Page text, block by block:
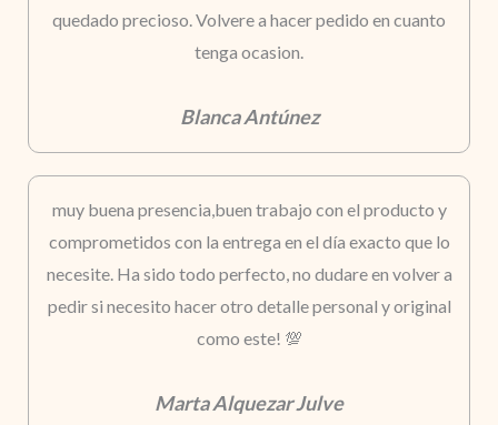
quedado precioso. Volvere a hacer pedido en cuanto
tenga ocasion.
Blanca Antúnez
muy buena presencia,buen trabajo con el producto y
comprometidos con la entrega en el día exacto que lo
necesite. Ha sido todo perfecto, no dudare en volver a
pedir si necesito hacer otro detalle personal y original
como este! 💯
Marta Alquezar Julve